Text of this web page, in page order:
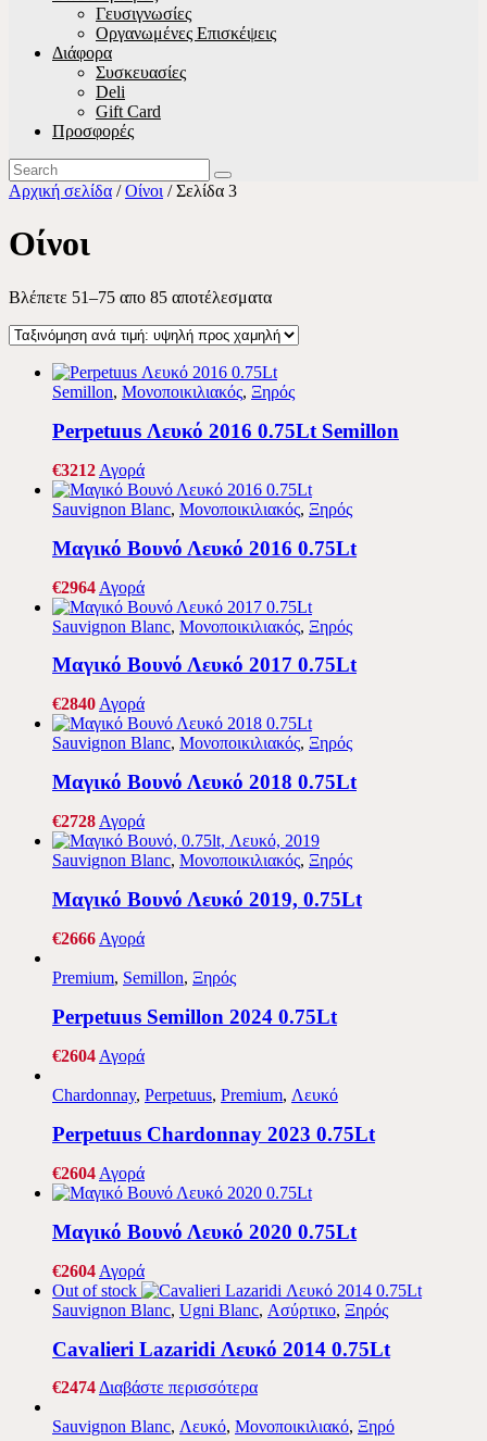
Γευσιγνωσίες
Οργανωμένες Επισκέψεις
Διάφορα
Συσκευασίες
Deli
Gift Card
Προσφορές
Αρχική σελίδα /Οίνοι / Σελίδα 3
Οίνοι
Βλέπετε 51–75 απο 85 αποτέλεσματα
Semillon, Μονοποικιλιακός, Ξηρός
Perpetuus Λευκό 2016 0.75Lt Semillon
€3212 Αγορά
Sauvignon Blanc, Μονοποικιλιακός, Ξηρός
Μαγικό Βουνό Λευκό 2016 0.75Lt
€2964 Αγορά
Sauvignon Blanc, Μονοποικιλιακός, Ξηρός
Μαγικό Βουνό Λευκό 2017 0.75Lt
€2840Αγορά
Sauvignon Blanc, Μονοποικιλιακός, Ξηρός
Μαγικό Βουνό Λευκό 2018 0.75Lt
€2728 Αγορά
Sauvignon Blanc, Μονοποικιλιακός, Ξηρός
Μαγικό Βουνό Λευκό 2019, 0.75Lt
€2666 Αγορά
Premium, Semillon, Ξηρός
Perpetuus Semillon 2024 0.75Lt
€2604 Αγορά
Chardonnay, Perpetuus, Premium, Λευκό
Perpetuus Chardonnay 2023 0.75Lt
€2604 Αγορά
Μαγικό Βουνό Λευκό 2020 0.75Lt
€2604 Αγορά
Out of stock
Sauvignon Blanc, Ugni Blanc, Ασύρτικο, Ξηρός
Cavalieri Lazaridi Λευκό 2014 0.75Lt
€2474Διαβάστε περισσότερα
Sauvignon Blanc, Λευκό, Μονοποικιλιακό, Ξηρό